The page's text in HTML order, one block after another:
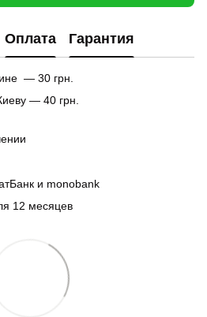
Оплата Гарантия
— 30 грн.
— 40 грн.
и monobank
12 месяцев